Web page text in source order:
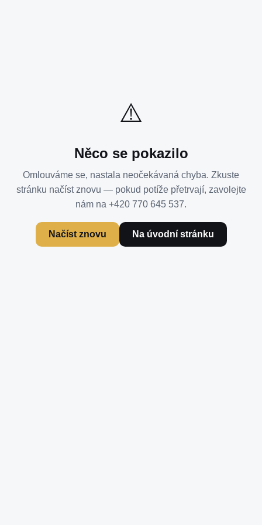
⚠️
Něco se pokazilo
Omlouváme se, nastala neočekávaná chyba. Zkuste
stránku načíst znovu — pokud potíže přetrvají, zavolejte
nám na +420 770 645 537.
Načíst znovu Na úvodní stránku